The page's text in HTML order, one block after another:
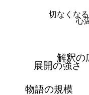
心
切なくなる
物語の規模
展開の強さ
解釈の